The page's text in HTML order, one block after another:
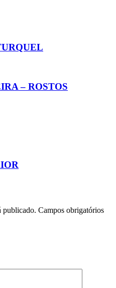
– ROSTOS
publicado. Campos obrigatórios